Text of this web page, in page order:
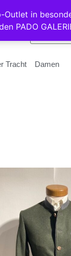
in
PADO
Tracht Damen